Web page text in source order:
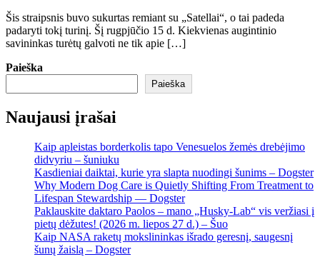
Šis straipsnis buvo sukurtas remiant su „Satellai“, o tai padeda
padaryti tokį turinį. Šį rugpjūčio 15 d. Kiekvienas augintinio
savininkas turėtų galvoti ne tik apie […]
Paieška
Paieška
Naujausi įrašai
Kaip apleistas borderkolis tapo Venesuelos žemės drebėjimo
didvyriu – šuniuku
Kasdieniai daiktai, kurie yra slapta nuodingi šunims – Dogster
Why Modern Dog Care is Quietly Shifting From Treatment to
Lifespan Stewardship — Dogster
Paklauskite daktaro Paolos – mano „Husky-Lab“ vis veržiasi į
pietų dėžutes! (2026 m. liepos 27 d.) – Šuo
Kaip NASA raketų mokslininkas išrado geresnį, saugesnį
šunų žaislą – Dogster